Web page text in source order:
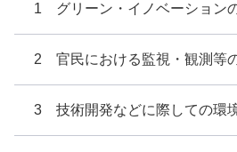
1 グリーン・イノベーション
2 官民における監視・観測等
3 技術開発などに際しての環